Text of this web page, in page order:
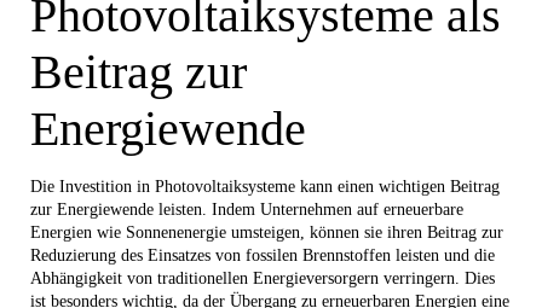
Photovoltaiksysteme als
Beitrag zur
Energiewende
Die Investition in Photovoltaiksysteme kann einen wichtigen Beitrag
zur Energiewende leisten. Indem Unternehmen auf erneuerbare
Energien wie Sonnenenergie umsteigen, können sie ihren Beitrag zur
Reduzierung des Einsatzes von fossilen Brennstoffen leisten und die
Abhängigkeit von traditionellen Energieversorgern verringern. Dies
ist besonders wichtig, da der Übergang zu erneuerbaren Energien eine